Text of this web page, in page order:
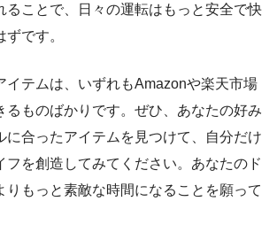
ることで、日々の運転はもっと安全で快
です。
イテムは、いずれもAmazonや楽天市場
るものばかりです。ぜひ、あなたの好み
に合ったアイテムを見つけて、自分だけ
フを創造してみてください。あなたのド
りもっと素敵な時間になることを願って